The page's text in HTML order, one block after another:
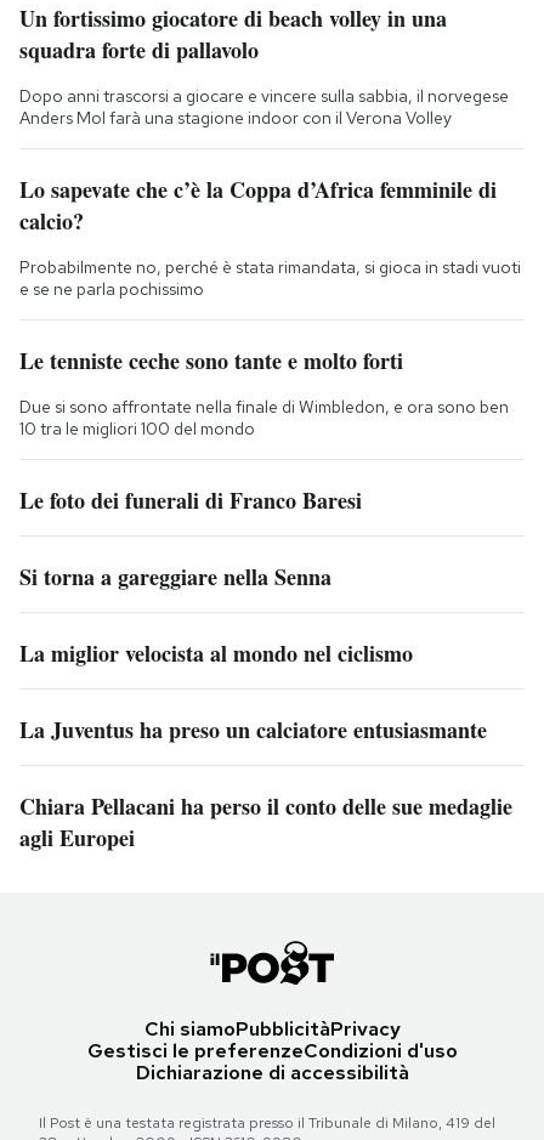
Un fortissimo giocatore di beach volley in una
squadra forte di pallavolo
Dopo anni trascorsi a giocare e vincere sulla sabbia, il norvegese
Anders Mol farà una stagione indoor con il Verona Volley
Lo sapevate che c’è la Coppa d’Africa femminile di
calcio?
Probabilmente no, perché è stata rimandata, si gioca in stadi vuoti
e se ne parla pochissimo
Le tenniste ceche sono tante e molto forti
Due si sono affrontate nella finale di Wimbledon, e ora sono ben
10 tra le migliori 100 del mondo
Le foto dei funerali di Franco Baresi
Si torna a gareggiare nella Senna
La miglior velocista al mondo nel ciclismo
La Juventus ha preso un calciatore entusiasmante
Chiara Pellacani ha perso il conto delle sue medaglie
agli Europei
Chi siamoPubblicitàPrivacy
Gestisci le preferenzeCondizioni d'uso
Dichiarazione di accessibilità
Il Post è una testata registrata presso il Tribunale di Milano, 419 del